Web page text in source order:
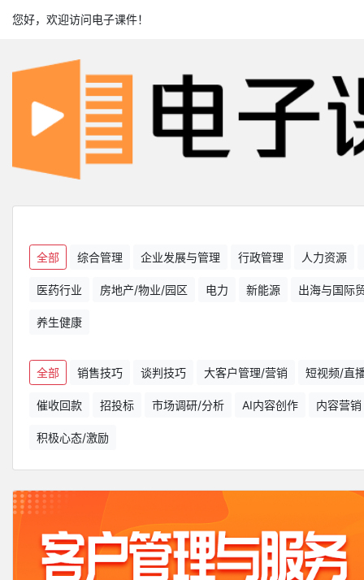
您好，欢迎访问电子课件！
全部 综合管理 企业发展与管理 行政管理 人力资源
医药行业 房地产/物业/园区 电力 新能源 出海与国际
养生健康
全部 销售技巧 谈判技巧 大客户管理/营销 短视频/直
催收回款 招投标 市场调研/分析 AI内容创作 内容营销
积极心态/激励